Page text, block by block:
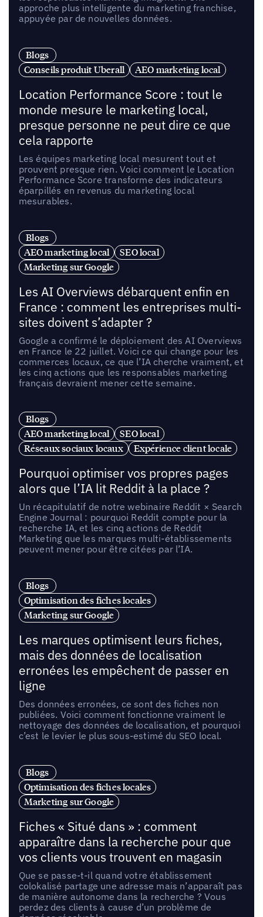
approche plus intelligente du marketing franchise,
appuyée par de nouvelles données.
Blogs
Conseils produit Uberall
AEO marketing local
Location Performance Score : tout le
monde mesure le marketing local,
presque personne ne peut dire ce que
cela rapporte
Les équipes marketing local mesurent tout et
prouvent presque rien. Voici comment le Location
Performance Score transforme des indicateurs
éparpillés en revenus du marketing local
mesurables.
Blogs
AEO marketing local
SEO local
Marketing sur Google
Les AI Overviews débarquent enfin en
France : comment les entreprises multi-
sites doivent s’adapter ?
Google a confirmé le déploiement des AI Overviews
en France le 22 juillet. Voici ce qui change pour les
commerces locaux, ce que l’IA cherche vraiment, et
les cinq actions que les responsables marketing
français devraient mener cette semaine.
Blogs
AEO marketing local
SEO local
Réseaux sociaux locaux
Expérience client locale
Pourquoi optimiser vos propres pages
alors que l’IA lit Reddit à la place ?
Un récapitulatif de notre webinaire Reddit × Search
Engine Journal : pourquoi Reddit compte pour la
recherche IA, et les cinq actions de Reddit
Marketing que les marques multi-établissements
peuvent mener pour être citées par l’IA.
Blogs
Optimisation des fiches locales
Marketing sur Google
Les marques optimisent leurs fiches,
mais des données de localisation
erronées les empêchent de passer en
ligne
Des données erronées, ce sont des fiches non
publiées. Voici comment fonctionne vraiment le
nettoyage des données de localisation, et pourquoi
c’est le levier le plus sous-estimé du SEO local.
Blogs
Optimisation des fiches locales
Marketing sur Google
Fiches « Situé dans » : comment
apparaître dans la recherche pour que
vos clients vous trouvent en magasin
Que se passe-t-il quand votre établissement
colokalisé partage une adresse mais n’apparaît pas
de manière autonome dans la recherche ? Vous
perdez des clients à cause d’un problème de